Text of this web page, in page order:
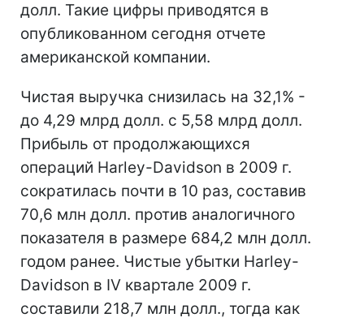
долл. Такие цифры приводятся в
опубликованном сегодня отчете
американской компании.
Чистая выручка снизилась на 32,1% -
до 4,29 млрд долл. с 5,58 млрд долл.
Прибыль от продолжающихся
операций Harley-Davidson в 2009 г.
сократилась почти в 10 раз, составив
70,6 млн долл. против аналогичного
показателя в размере 684,2 млн долл.
годом ранее. Чистые убытки Harley-
Davidson в IV квартале 2009 г.
составили 218,7 млн долл., тогда как